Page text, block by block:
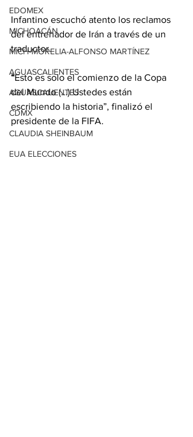
EDOMEX
MICHOACÁN
MICH-MORELIA-ALFONSO MARTÍNEZ
AGUASCALIENTES
AGUASCALIENTES
CDMX
CLAUDIA SHEINBAUM
EUA ELECCIONES
Infantino escuchó atento los reclamos
del entrenador de Irán a través de un
traductor.
“Esto es solo el comienzo de la Copa
del Mundo (…) Ustedes están
escribiendo la historia”, finalizó el
presidente de la FIFA.